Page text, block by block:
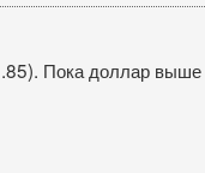
Пока доллар выше